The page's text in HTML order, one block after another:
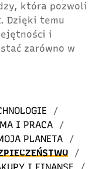
która pozwoli
Dzięki temu
i
zarówno w
/
I PRACA
/
PLANETA
/
/